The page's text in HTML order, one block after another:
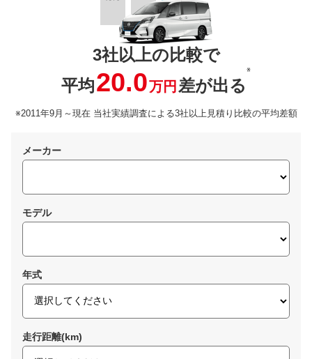
3社以上の比較で
平均20.0万円 差が出る
※
※2011年9月～現在 当社実績調査による3社以上見積り比較の平均差額
メーカー
モデル
年式
走行距離(km)